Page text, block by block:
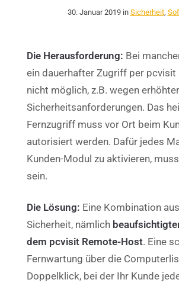
30. Januar 2019 in Sicherheit,
Die Herausforderung: Bei
ein dauerhafter Zugriff per pcvisit
nicht möglich, z.B. wegen erhöhter
Sicherheitsanforderungen. Das
Fernzugriff muss vor Ort beim
autorisiert werden. Dafür jedes
Kunden-Modul zu aktivieren,
sein.
Die Lösung: Eine Kombination
Sicherheit, nämlich
dem pcvisit Remote-Host. Eine
Fernwartung über die
Doppelklick, bei der Ihr Kunde